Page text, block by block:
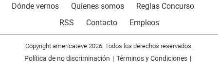
Dónde vernos Quienes somos
Reglas Concurso
RSS
Contacto Empleos
Copyright americateve 2026. Todos los derechos reservados.
Política de no discriminación
Términos y Condiciones